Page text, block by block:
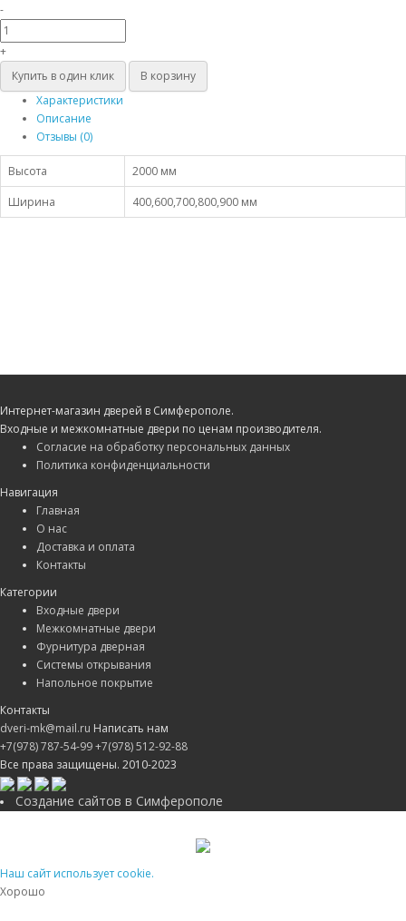
-
+
Купить в один клик
В корзину
Характеристики
Описание
Отзывы (0)
Высота
2000 мм
Ширина
400,600,700,800,900 мм
Интернет-магазин дверей в Симферополе.
Входные и межкомнатные двери по ценам производителя.
Согласие на обработку персональных данных
Политика конфиденциальности
Навигация
Главная
О нас
Доставка и оплата
Контакты
Категории
Входные двери
Межкомнатные двери
Фурнитура дверная
Системы открывания
Напольное покрытие
Контакты
dveri-mk@mail.ru Написать нам
+7(978) 787-54-99+7(978) 512-92-88
Все права защищены. 2010-2023
Создание сайтов в Симферополе
Наш сайт использует cookie.
Хорошо